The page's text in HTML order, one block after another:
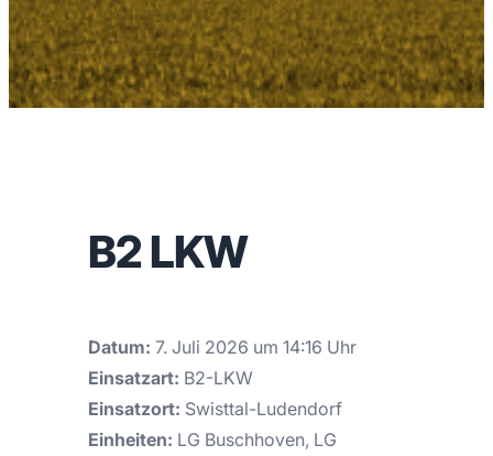
B2 LKW
Datum: 7. Juli 2026 um 14:16 Uhr
Einsatzart: B2-LKW
Einsatzort: Swisttal-Ludendorf
Einheiten: LG Buschhoven, LG